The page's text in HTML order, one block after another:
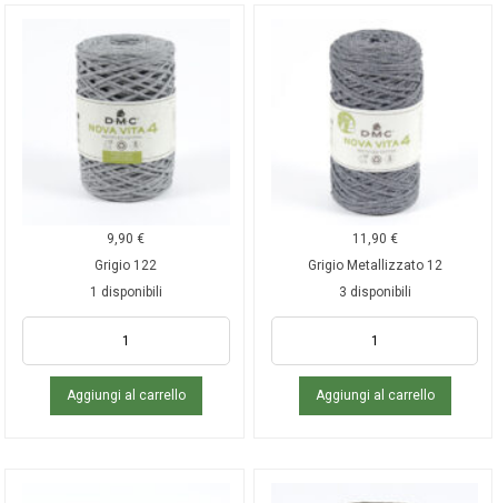
9,90€
Grigio 122
1 disponibili
Aggiungi al carrello
11,90 €
Grigio Metallizzato 12
3 disponibili
Aggiungi al carrello